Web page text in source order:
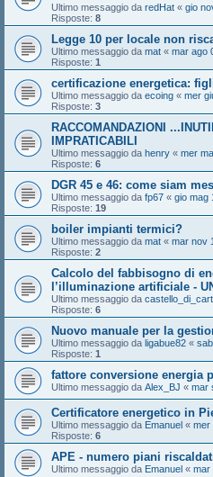
Ultimo messaggio da redHat « gio
Risposte: 8
Legge 10 per locale non
Ultimo messaggio da mat « mar ago
Risposte: 1
certificazione energetica:
Ultimo messaggio da ecoing « mer
Risposte: 3
RACCOMANDAZIONI
IMPRATICABILI
Ultimo messaggio da henry « mer
Risposte: 6
DGR 45 e 46: come siam
Ultimo messaggio da fp67 « gio mag
Risposte: 19
boiler impianti termici?
Ultimo messaggio da mat « mar nov
Risposte: 2
Calcolo del fabbisogno di
l’illuminazione artificiale -
Ultimo messaggio da
Risposte: 6
Nuovo manuale per la
Ultimo messaggio da ligabue82 «
Risposte: 1
fattore conversione energia
Ultimo messaggio da Alex_BJ « mar
Certificatore energetico in
Ultimo messaggio da Emanuel « mer
Risposte: 6
APE - numero piani
Ultimo messaggio da Emanuel « mar